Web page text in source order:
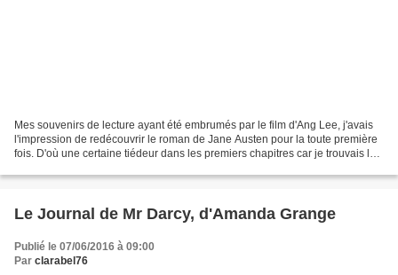
Mes souvenirs de lecture ayant été embrumés par le film d'Ang Lee, j'avais
l'impression de redécouvrir le roman de Jane Austen pour la toute première
fois. D'où une certaine tiédeur dans les premiers chapitres car je trouvais les
Le Journal de Mr Darcy, d'Amanda Grange
Publié le 07/06/2016 à 09:00
Par clarabel76